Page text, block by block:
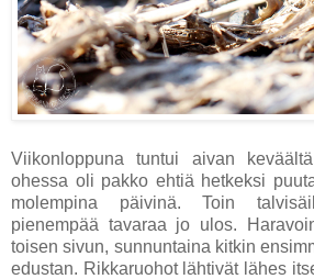
Viikonloppuna tuntui aivan
ohessa oli pakko ehtiä hetkeksi
molempina päivinä. Toin
pienempää tavaraa jo ulos.
toisen sivun, sunnuntaina kitkin
edustan. Rikkaruohot lähtivät lähes